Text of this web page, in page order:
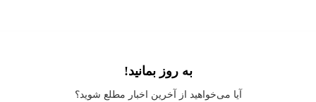
Application error: a client
-side exception has occurred while loading
به روز بمانید!
آیا می‌خواهید از آخرین اخبار مطلع شوید؟